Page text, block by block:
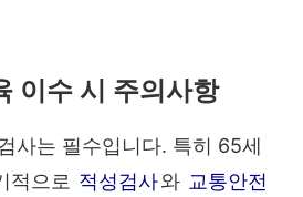
이수 시 주의사항
사는 필수입니다. 특히 65세
적으로 적성검사와 교통안전